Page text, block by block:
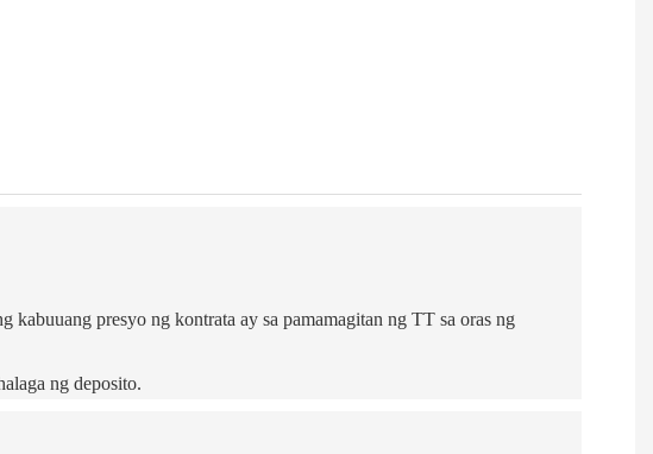
kabuuang presyo ng kontrata ay sa pamamagitan ng TT sa oras ng
ng deposito.